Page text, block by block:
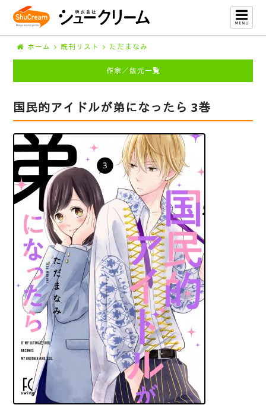
ホーム 既刊リスト ただまなみ
作家／版元一覧
国民的アイドルが弟になったら 3巻